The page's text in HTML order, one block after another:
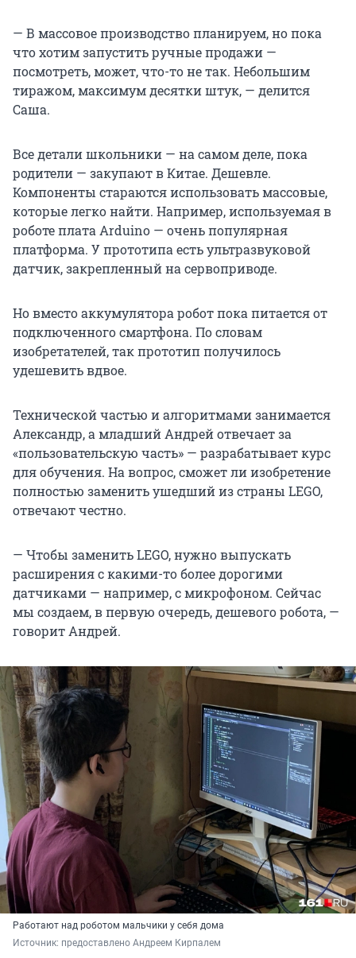
— В массовое производство планируем, но пока
что хотим запустить ручные продажи —
посмотреть, может, что-то не так. Небольшим
тиражом, максимум десятки штук, — делится
Саша.
Все детали школьники — на самом деле, пока
родители — закупают в Китае. Дешевле.
Компоненты стараются использовать массовые,
которые легко найти. Например, используемая в
роботе плата Arduino — очень популярная
платформа. У прототипа есть ультразвуковой
датчик, закрепленный на сервоприводе.
Но вместо аккумулятора робот пока питается от
подключенного смартфона. По словам
изобретателей, так прототип получилось
удешевить вдвое.
Технической частью и алгоритмами занимается
Александр, а младший Андрей отвечает за
«пользовательскую часть» — разрабатывает курс
для обучения. На вопрос, сможет ли изобретение
полностью заменить ушедший из страны LEGO,
отвечают честно.
— Чтобы заменить LEGO, нужно выпускать
расширения с какими-то более дорогими
датчиками — например, с микрофоном. Сейчас
мы создаем, в первую очередь, дешевого робота, —
говорит Андрей.
Работают над роботом мальчики у себя дома
Источник: предоставлено Андреем Кирпалем